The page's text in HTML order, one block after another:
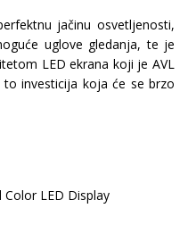
jačinu osvetljenosti,
uglove gledanja, te je
LED ekrana koji je AVL
investicija koja će se brzo
LED Display